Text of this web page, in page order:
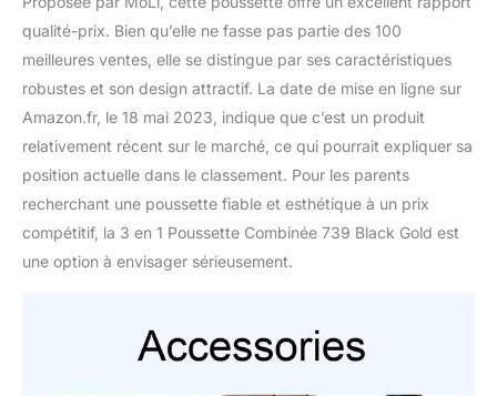
qualité-prix. Bien qu’elle ne fasse pas partie des 100
meilleures ventes, elle se distingue par ses caractéristiques
robustes et son design attractif. La date de mise en ligne sur
Amazon.fr, le 18 mai 2023, indique que c’est un produit
relativement récent sur le marché, ce qui pourrait expliquer sa
position actuelle dans le classement. Pour les parents
recherchant une poussette fiable et esthétique à un prix
compétitif, la 3 en 1 Poussette Combinée 739 Black Gold est
une option à envisager sérieusement.